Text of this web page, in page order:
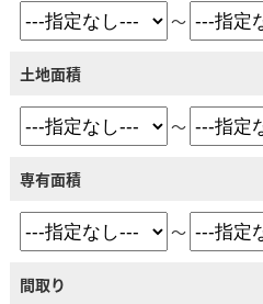
～
土地面積
～
専有面積
～
間取り